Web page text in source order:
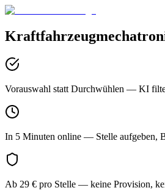
Vorauswahl statt Durchwühlen — KI
In 5 Minuten online — Stelle aufgeben,
Ab 29 € pro Stelle — keine Provision,